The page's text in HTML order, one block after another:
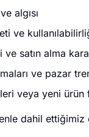
algısı
ve
satın alma
ve pazar
veya yeni ürün
dahil